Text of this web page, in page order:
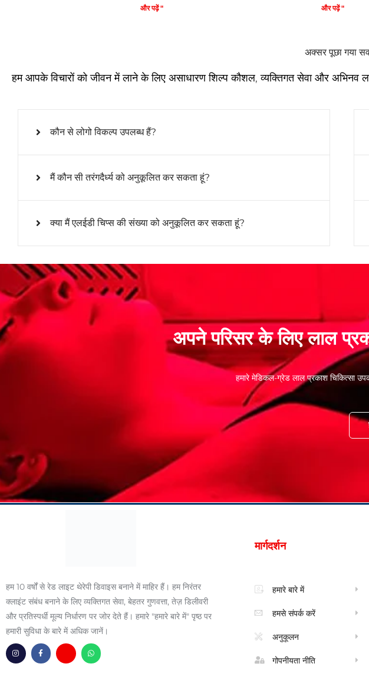
और पढ़ें " और पढ़ें "
अक्सर पूछा गया
हम आपके विचारों को जीवन में लाने के लिए असाधारण शिल्प कौशल, व्यक्तिगत सेवा और अभिनव
कौन से लोगो विकल्प उपलब्ध हैं?
मैं कौन सी तरंगदैर्ध्य को अनुकूलित कर सकता हूं?
क्या मैं एलईडी चिप्स की संख्या को अनुकूलित कर सकता हूं?
अपने परिसर के लिए लाल
हमारे मेडिकल-ग्रेड लाल प्रकाश चिकित्सा
हम 10 वर्षों से रेड लाइट थेरेपी डिवाइस बनाने में माहिर हैं। हम निरंतर
क्लाइंट संबंध बनाने के लिए व्यक्तिगत सेवा, बेहतर गुणवत्ता, तेज़ डिलीवरी
और प्रतिस्पर्धी मूल्य निर्धारण पर जोर देते हैं। हमारे "हमारे बारे में" पृष्ठ पर
हमारी सुविधा के बारे में अधिक जानें।
I
n
फे
स
म्म
W
h
मार्गदर्शन
हमारे बारे में
हमसे संपर्क करें
अनुकूलन
गोपनीयता नीति